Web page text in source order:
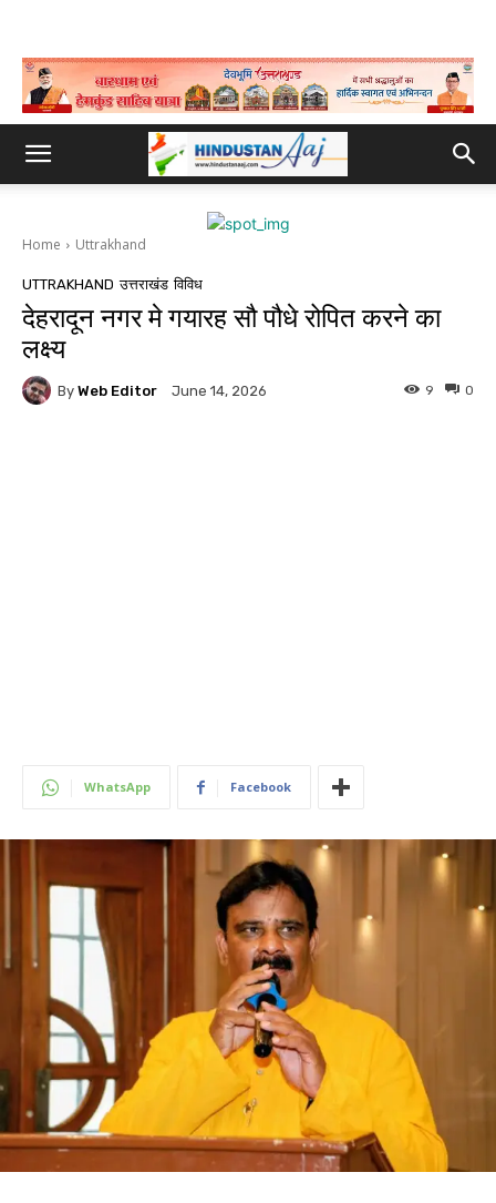
Home Uttrakhand
UTTRAKHAND उत्तराखंड विविध
देहरादून नगर मे गयारह सौ पौधे रोपित करने का
लक्ष्य
By Web Editor June 14, 2026 0
9
WhatsApp Facebook